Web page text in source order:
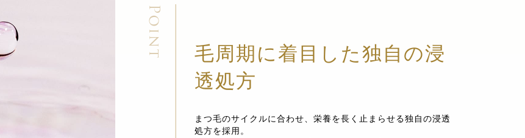
毛周期に着目した独自の浸
透処方
まつ毛のサイクルに合わせ、栄養を長く止まらせる独自の浸透
処方を採用。